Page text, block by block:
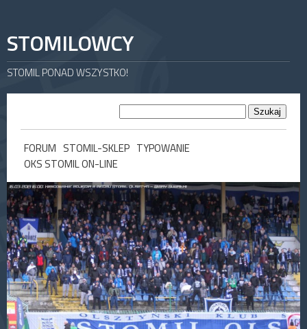
STOMILOWCY
STOMIL PONAD WSZYSTKO!
FORUM STOMIL-SKLEP TYPOWANIE
OKS STOMIL ON-LINE